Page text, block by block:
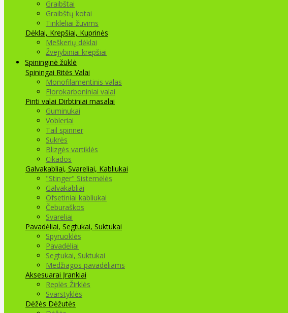
Graibštai
Graibštų kotai
Tinkleliai žuvims
Dėklai, Krepšiai, Kuprinės
Meškerių dėklai
Žvejybiniai krepšiai
Spininginė žūklė
Spiningai Ritės Valai
Monofilamentinis valas
Florokarboniniai valai
Pinti valai Dirbtiniai masalai
Guminukai
Vobleriai
Tail spinner
Sukrės
Blizgės vartiklės
Cikados
Galvakabliai, Svareliai, Kabliukai
"Stinger" Sistemėlės
Galvakabliai
Ofsetiniai kabliukai
Čeburaškos
Svareliai
Pavadėliai, Segtukai, Suktukai
Spyruoklės
Pavadėliai
Segtukai, Suktukai
Medžiagos pavadėliams
Aksesuarai Įrankiai
Replės Žirklės
Svarstyklės
Dėžės Dėžutės